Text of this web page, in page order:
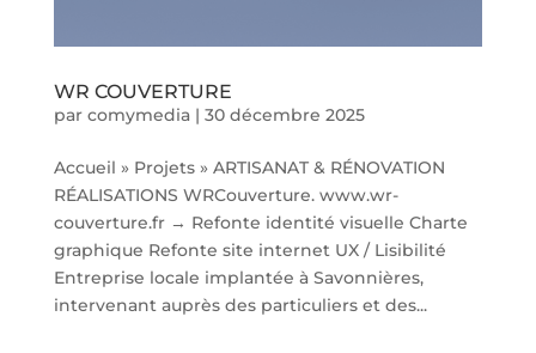
WR COUVERTURE
par comymedia| 30 décembre 2025
Accueil » Projets » ARTISANAT & RÉNOVATION
RÉALISATIONS WRCouverture. www.wr-
couverture.fr → Refonte identité visuelle Charte
graphique Refonte site internet UX / Lisibilité
Entreprise locale implantée à Savonnières,
intervenant auprès des particuliers et des...